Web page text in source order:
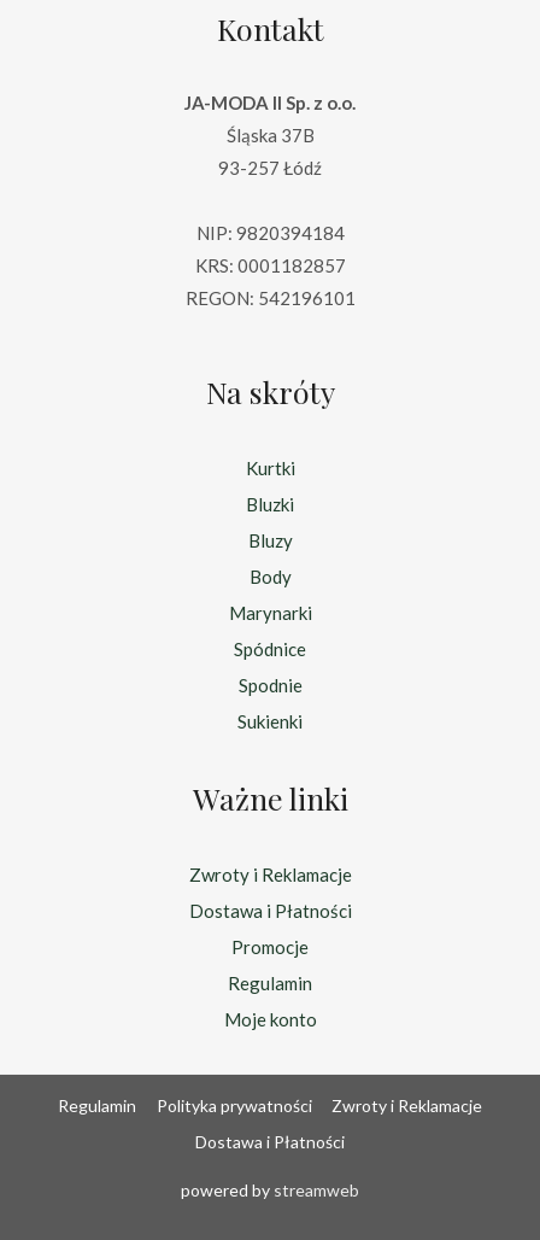
Kontakt
JA-MODA II Sp. z o.o.
Śląska 37B
93-257 Łódź
NIP: 9820394184
KRS: 0001182857
REGON: 542196101
Na skróty
Kurtki
Bluzki
Bluzy
Body
Marynarki
Spódnice
Spodnie
Sukienki
Ważne linki
Zwroty i Reklamacje
Dostawa i Płatności
Promocje
Regulamin
Moje konto
Regulamin Polityka prywatności
Zwroty i Reklamacje
Dostawa i Płatności
powered by streamweb